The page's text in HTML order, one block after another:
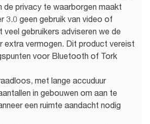
de privacy te waarborgen maakt
3.0 geen gebruik van video of
veel gebruikers adviseren we de
vermogen. Dit product vereist
voor Bluetooth of Tork
met lange accuduur
in gebouwen om aan te
een ruimte aandacht nodig